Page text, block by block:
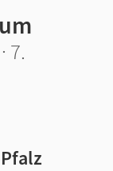
7.